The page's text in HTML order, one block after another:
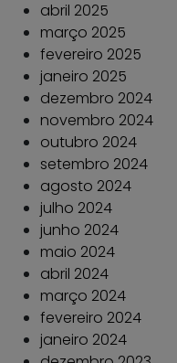
abril 2025
março 2025
fevereiro 2025
janeiro 2025
dezembro 2024
novembro 2024
outubro 2024
setembro 2024
agosto 2024
julho 2024
junho 2024
maio 2024
abril 2024
março 2024
fevereiro 2024
janeiro 2024